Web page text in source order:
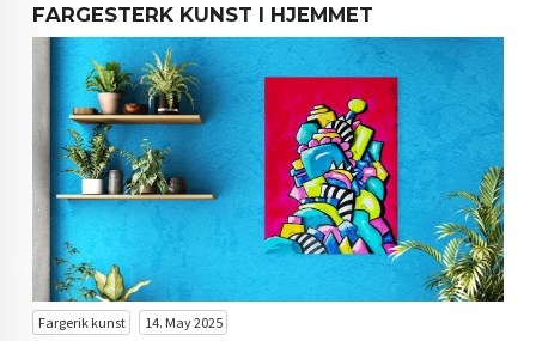
MALERIER BLOGG
ARTIKLER OM KUNST
INTERIØR OG KUNST
KUNST INVESTERING
KUNSTSTILER
FARGETEORI
KJØP KUNST TIL SALGS
FARGESTERK KUNST I HJEMMET
Fargerik kunst 14. May 2025